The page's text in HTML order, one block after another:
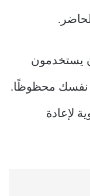
يستخدمون
نفسك محظوظًا.
لإعادة